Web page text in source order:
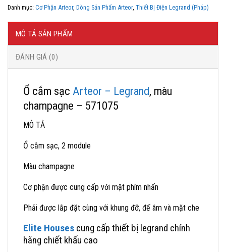
Danh mục: Cơ Phận Arteor, Dòng Sản Phẩm Arteor, Thiết Bị Điện Legrand (Pháp)
MÔ TẢ SẢN PHẨM
ĐÁNH GIÁ (0)
Ổ cắm sạc Arteor – Legrand, màu
champagne – 571075
MÔ TẢ
Ổ cắm sạc, 2 module
Màu champagne
Cơ phận được cung cấp với mặt phím nhấn
Phải được lắp đặt cùng với khung đỡ, đế âm và mặt che
Elite Houses cung cấp thiết bị legrand chính
hãng chiết khấu cao